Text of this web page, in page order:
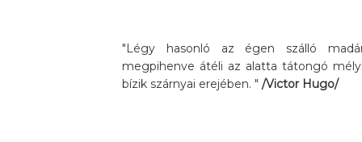
"Légy hasonló az égen szálló
megpihenve átéli az alatta tátongó
bízik szárnyai erejében. " /Victor Hugo/